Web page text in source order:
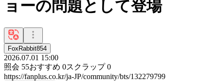
ョーの問題として登場
FoxRabbit854
2026.07.01 15:00
照会 55おすすめ 0スクラップ 0
https://fanplus.co.kr/ja-JP/community/bts/132279799